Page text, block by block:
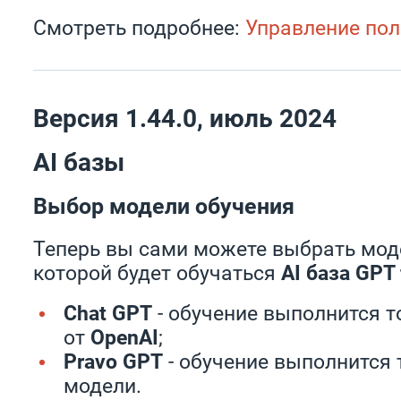
Смотреть подробнее: Управление
Версия 1.44.0, июль 2024
AI базы
Выбор модели обучения
Теперь вы сами можете выбрать
которой будет обучаться AI база GPT
Chat GPT - обучение выполнится
от OpenAI;
Pravo GPT - обучение выполнится
модели.